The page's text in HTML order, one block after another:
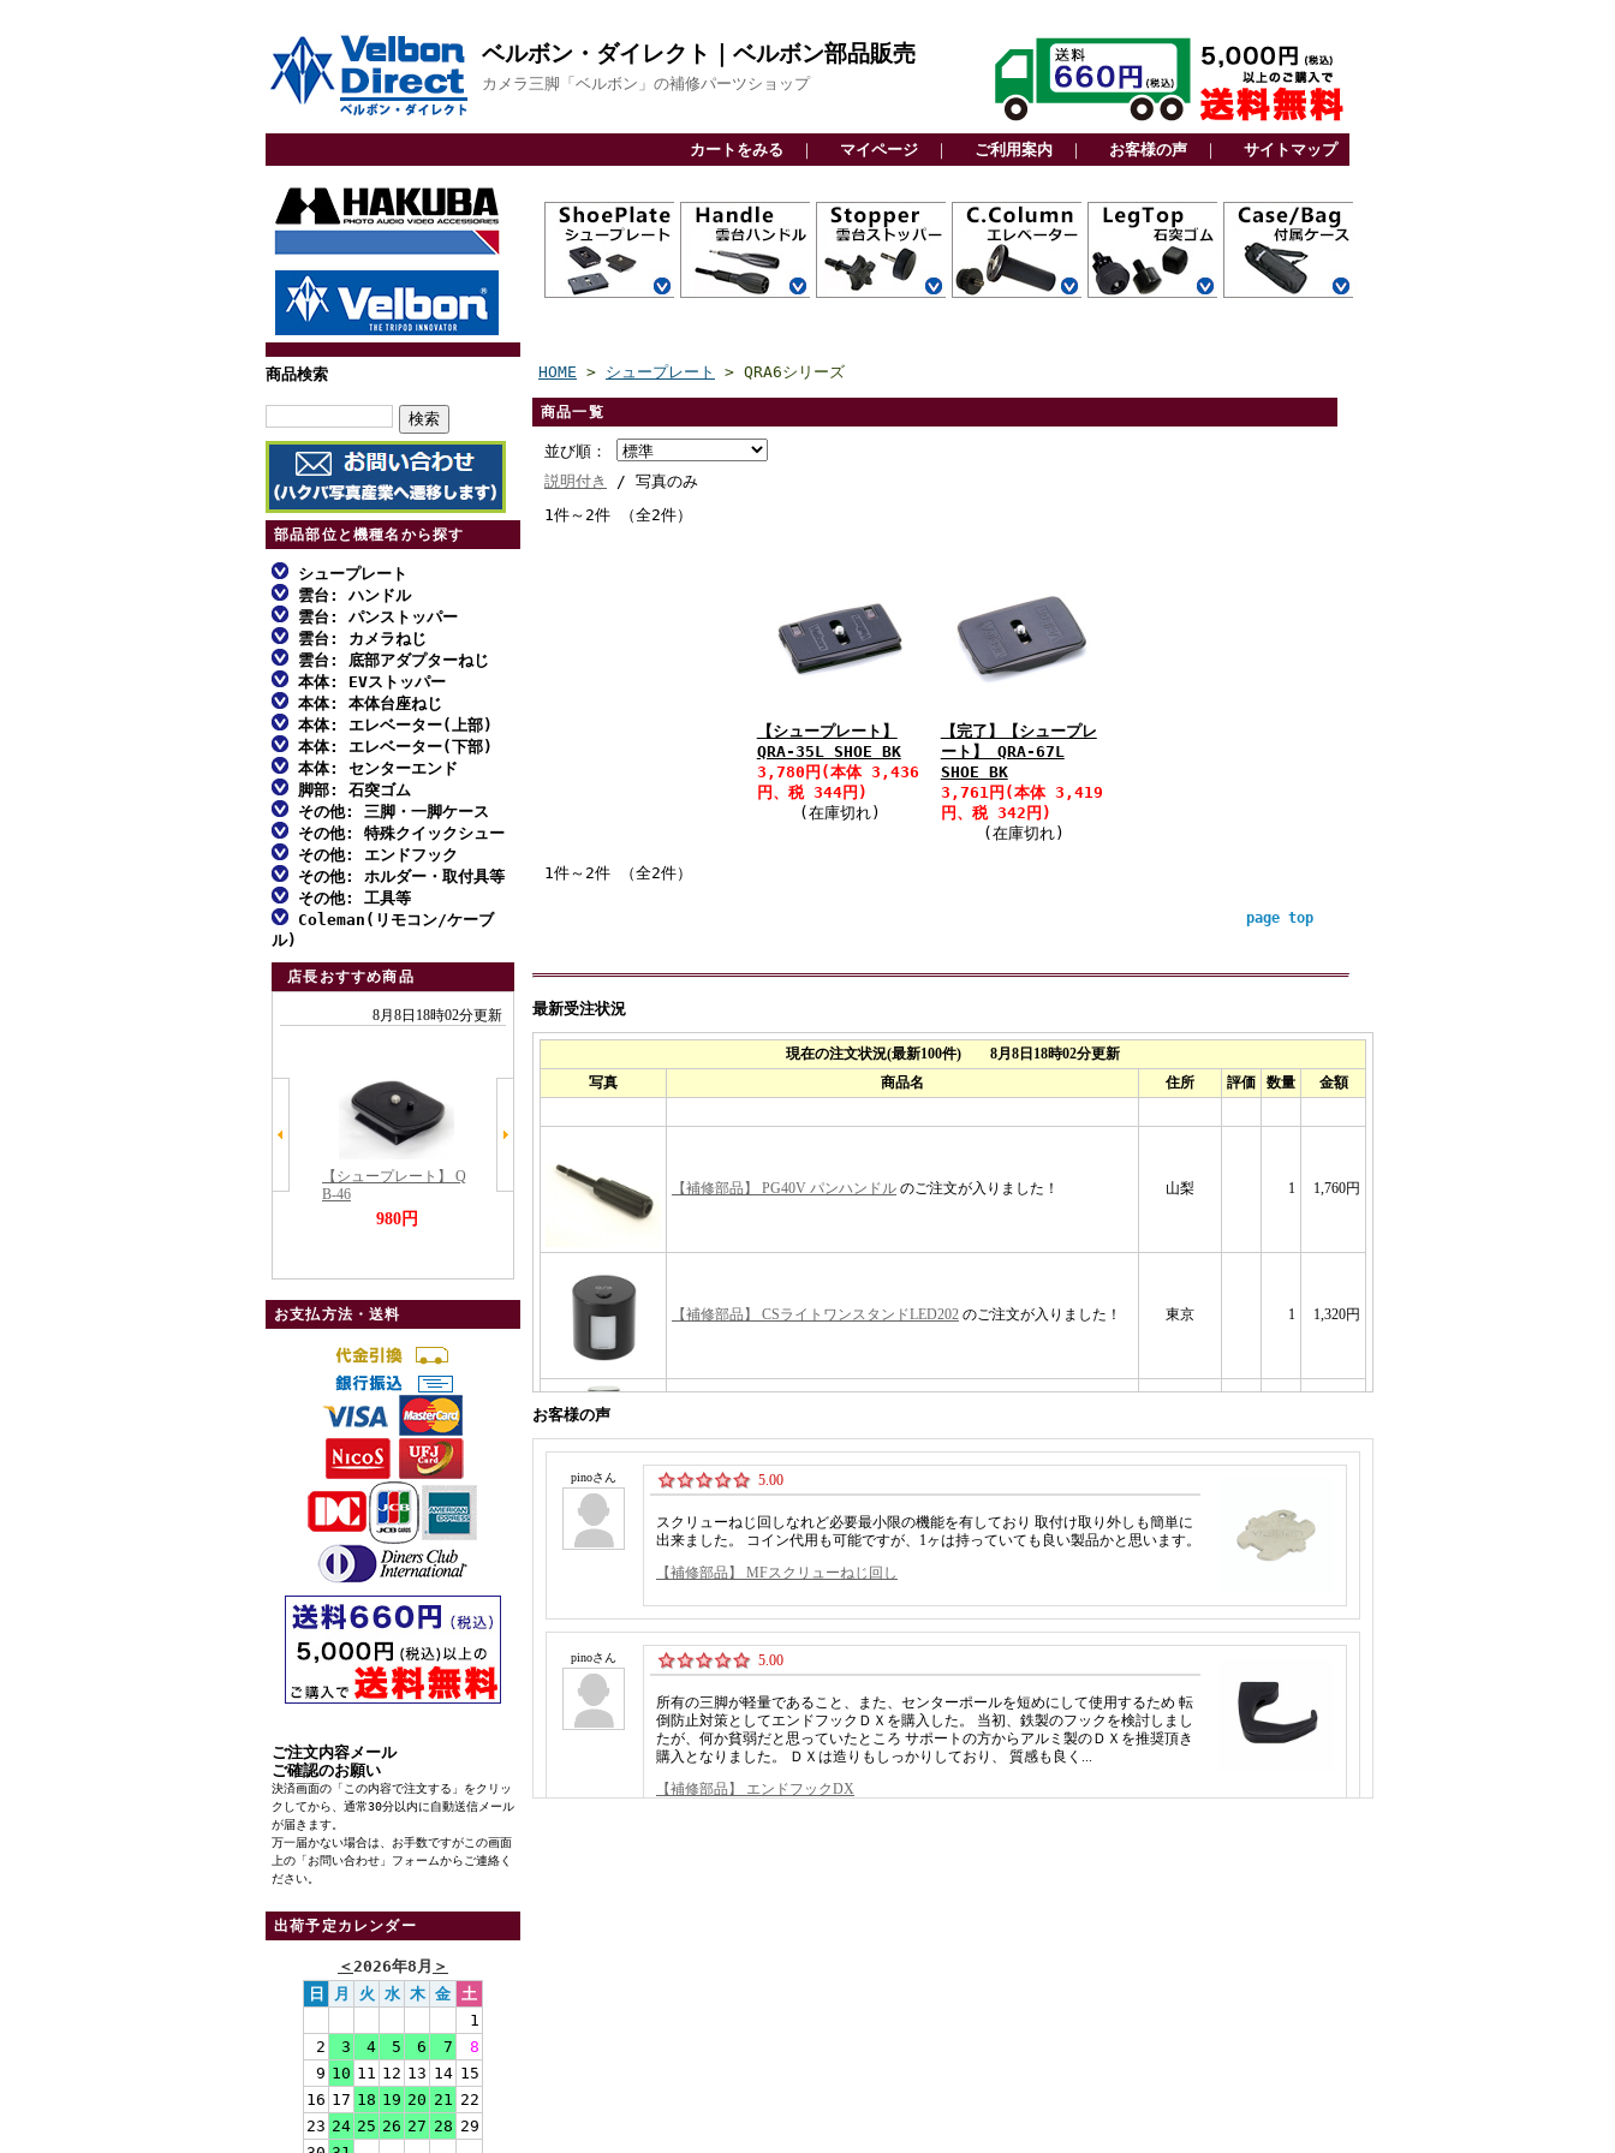
ベルボン・ダイレクト｜ベルボン部品販売
カメラ三脚「ベルボン」の補修パーツショップ
カートをみる ｜ マイページ ｜ ご利用案内 ｜ お客様の声 ｜ サイトマップ
商品検索
部品部位と機種名から探す
シュープレート
ファミリー三脚
アルミ三脚
ビデオ三脚
カーボン三脚
スタンド型一脚
一脚
雲台単品
アクセサリー
雲台: ハンドル
ファミリー三脚
アルミ三脚
ビデオ三脚
カーボン三脚
スタンド型一脚・一脚
雲台単品
アクセサリー
雲台: パンストッパー
ファミリー三脚
アルミ三脚
ビデオ三脚
カーボン三脚
スタンド型一脚・一脚
雲台単品
アクセサリー
雲台: カメラねじ
ファミリー三脚
アルミ三脚
カーボン三脚
雲台単品
アクセサリー
雲台: 底部アダプターねじ
MFスクリュー
対応一覧: ハンドル雲台
対応一覧: 自由雲台
対応一覧: アクセサリー
取付不能雲台
本体: EVストッパー
ファミリー三脚
アルミ三脚
ビデオ三脚
カーボン三脚
スタンド型一脚
アクセサリー
本体: 本体台座ねじ
アルミ三脚
カーボン三脚
スタンド型一脚・一脚
本体: エレベーター(上部)
アルミ三脚
ビデオ三脚
カーボン三脚
アクセサリー
本体: エレベーター(下部)
アルミ三脚
ビデオ三脚
カーボン三脚
アクセサリー
本体: センターエンド
アルミ三脚
ビデオ三脚
カーボン三脚01
カーボン三脚02
アクセサリー
脚部: 石突ゴム
ファミリー三脚
アルミ三脚
ビデオ三脚
カーボン三脚
一脚
アクセサリー
その他: 三脚・一脚ケース
ファミリー三脚
アルミ三脚
ビデオ三脚
カーボン三脚02
その他: 特殊クイックシュー
ダボ式シュー
その他: エンドフック
エンドフック
その他: ホルダー・取付具等
ホルダー・取付具等
その他: 工具等
工具類
Coleman(リモコン/ケーブ
ル)
付属リモコン
付属ケーブル
店長おすすめ商品
お支払方法・送料
ご注文内容メール
ご確認のお願い
決済画面の「この内容で注文する」をクリッ
クしてから、通常30分以内に自動送信メール
が届きます。
万一届かない場合は、お手数ですがこの画面
上の「お問い合わせ」フォームからご連絡く
ださい。
出荷予定カレンダー
＜2026年8月 ＞
日
月 火 水 木 金 土
1
2
3 4 5 6 7
8
9 10 11 12 13 14 15
16 17 18 19 20 21 22
23 24 25 26 27 28 29
HOME > シュープレート > QRA6シリーズ
商品一覧
並び順：
説明付き
/ 写真のみ
1件～2件 （全2件）
【シュープレート】
QRA-35L SHOE BK
3,780円(本体 3,436
円、税 344円)
(在庫切れ)
【完了】【シュープレ
ート】 QRA-67L
SHOE BK
3,761円(本体 3,419
円、税 342円)
(在庫切れ)
1件～2件 （全2件）
page top
最新受注状況
お客様の声